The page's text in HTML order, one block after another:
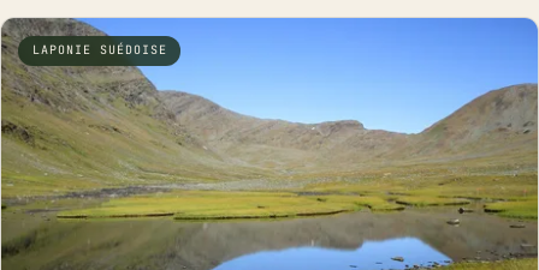
LAPONIE SUÉDOISE